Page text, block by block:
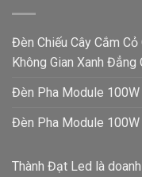
Đèn Chiếu Cây Cắm
Không Gian Xanh
Đèn Pha Module 100W
Đèn Pha Module 100W
Thành Đạt Led là